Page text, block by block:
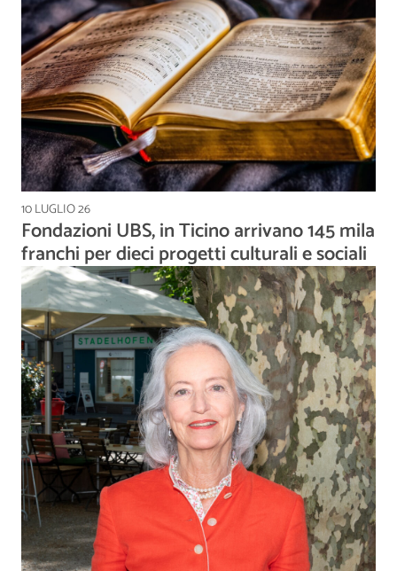
10 LUGLIO 26
Fondazioni UBS, in Ticino arrivano 145 mila
franchi per dieci progetti culturali e sociali